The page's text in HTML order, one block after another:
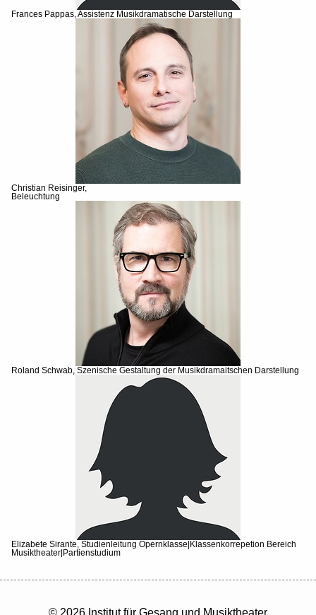
Frances Pappas, Assistenz Musikdramatische Darstellung
Christian Reisinger,
Beleuchtung
Roland Schwab, Szenische Gestaltung der Musikdramaitschen Darstellung
Elizabete Sirante, Studienleitung Opernklasse|Klassenkorrepetion Bereich
Musiktheater|Partienstudium
© 2026 Institut für Gesang und Musiktheater